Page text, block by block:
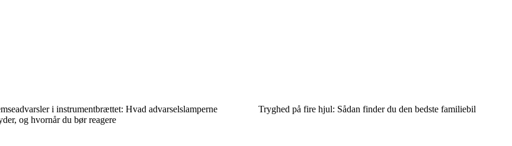
i instrumentbrættet: Hvad advarselslamperne
og hvornår du bør reagere
Tryghed på fire hjul: Sådan finder du den bedste familiebil